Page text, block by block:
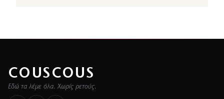
COUSCOUS
Εδώ τα λέμε όλα. Χωρίς ρετούς.